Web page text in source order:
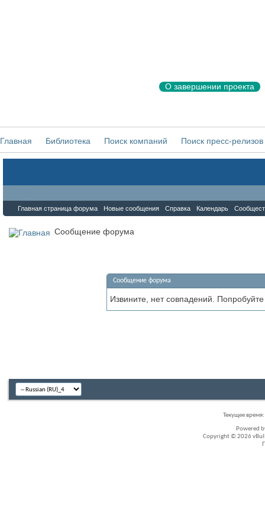
О завершении проекта
Главная Библиотека Поиск компаний Поиск пресс-релизов
Главная страница форума Новые сообщения Справка Календарь
Сообщение форума
Сообщение форума
Извините, нет совпадений.
Текущее время:
Powered
Copyright © 2026